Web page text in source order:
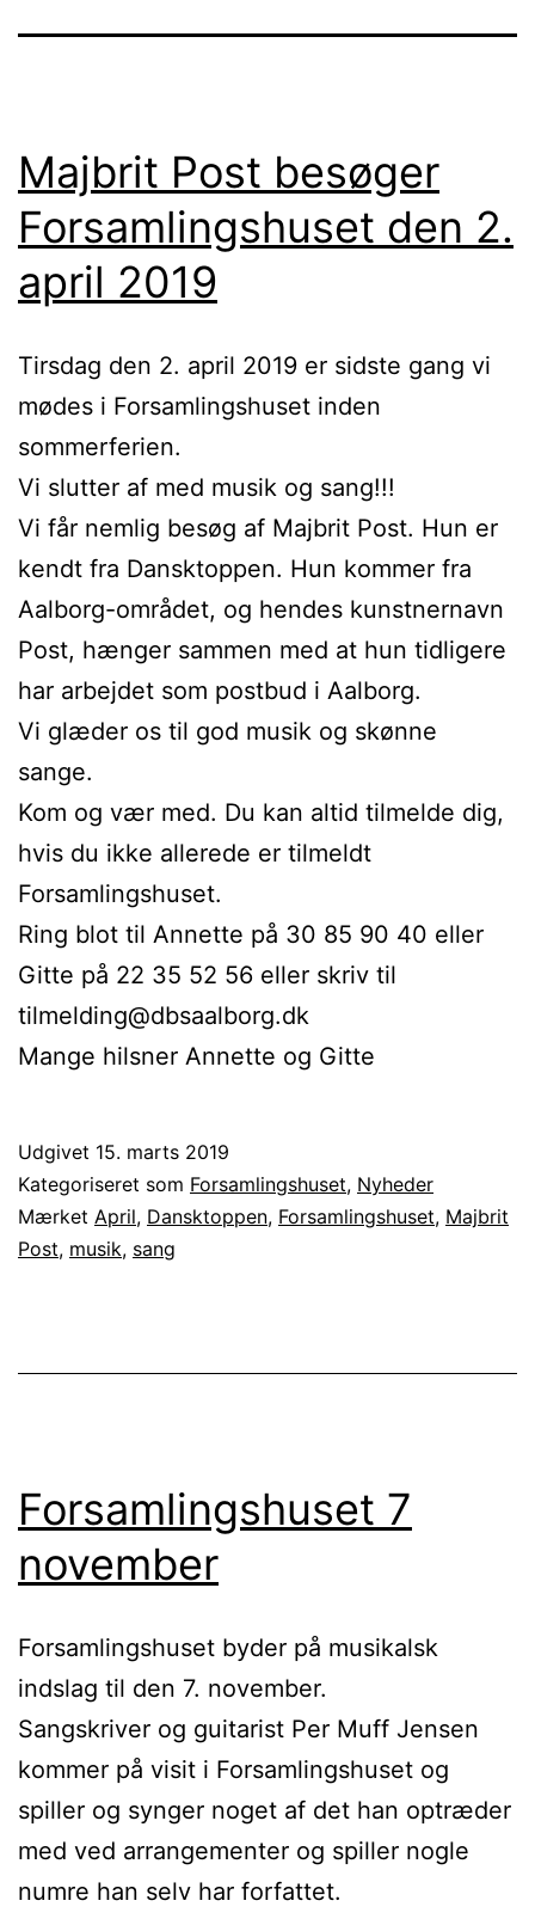
Majbrit Post besøger
Forsamlingshuset den 2.
april 2019
Tirsdag den 2. april 2019 er sidste gang vi
mødes i Forsamlingshuset inden
sommerferien.
Vi slutter af med musik og sang!!!
Vi får nemlig besøg af Majbrit Post. Hun er
kendt fra Dansktoppen. Hun kommer fra
Aalborg-området, og hendes kunstnernavn
Post, hænger sammen med at hun tidligere
har arbejdet som postbud i Aalborg.
Vi glæder os til god musik og skønne
sange.
Kom og vær med. Du kan altid tilmelde dig,
hvis du ikke allerede er tilmeldt
Forsamlingshuset.
Ring blot til Annette på 30 85 90 40 eller
Gitte på 22 35 52 56 eller skriv til
tilmelding@dbsaalborg.dk
Mange hilsner Annette og Gitte
Udgivet 15. marts 2019
Kategoriseret som Forsamlingshuset, Nyheder
Mærket April, Dansktoppen, Forsamlingshuset, Majbrit
Post, musik, sang
Forsamlingshuset 7
november
Forsamlingshuset byder på musikalsk
indslag til den 7. november.
Sangskriver og guitarist Per Muff Jensen
kommer på visit i Forsamlingshuset og
spiller og synger noget af det han optræder
med ved arrangementer og spiller nogle
numre han selv har forfattet.